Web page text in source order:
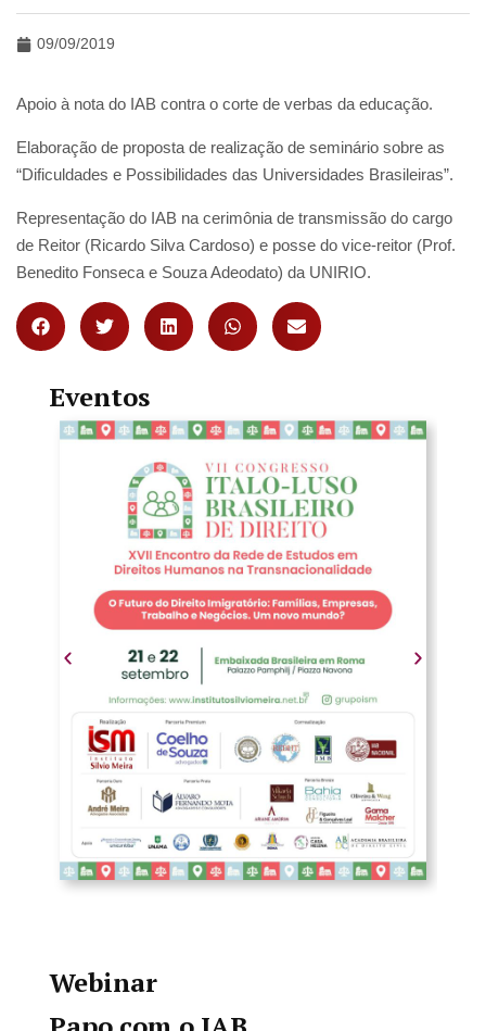
09/09/2019
Apoio à nota do IAB contra o corte de verbas da educação.
Elaboração de proposta de realização de seminário sobre as
“Dificuldades e Possibilidades das Universidades Brasileiras”.
Representação do IAB na cerimônia de transmissão do cargo
de Reitor (Ricardo Silva Cardoso) e posse do vice-reitor (Prof.
Benedito Fonseca e Souza Adeodato) da UNIRIO.
Eventos
Webinar